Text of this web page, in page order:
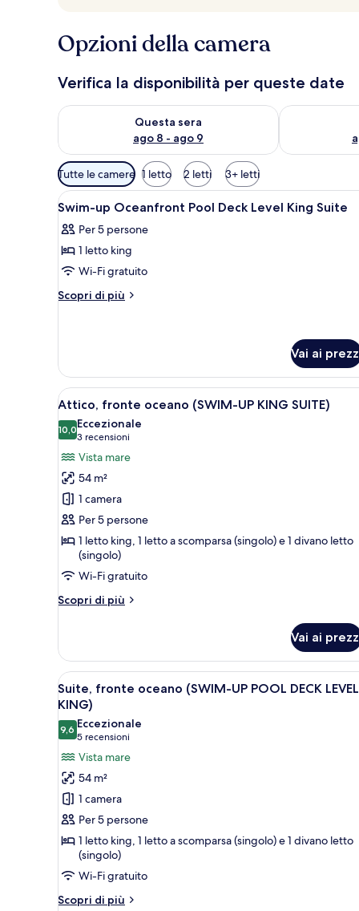
Opzioni della camera
Verifica la disponibilità per queste date
Questa sera
ago 8 - ago 9
Verifica la disponibilità per questa sera, ago 8 - ago 9
Verifica la
Filtri
disponibili
per
camere
Tutte le camere 1 letto 2 letti 3+ letti
Apri
tutte
le
foto
per
Swim-
Deck
Level
King
Suite
Una camera da letto
20
Swim-up Oceanfront Pool Deck Level King Suite
Per 5 persone
1 letto king
Wi-Fi gratuito
Scopri di più
Altri
Oceanfront
Pool
Deck
Level
King
Suite
Vai ai
Apri
tutte
le
foto
per
Attico,
fronte
oceano
(SWIM-
KING
SUITE)
Una camera d'albergo con
10
Attico, fronte oceano (SWIM-UP KING SUITE)
10,010,0 su 10
Eccezionale
3 recensioni
(3
recensioni)
Vista mare
54 m²
1 camera
Per 5 persone
1 letto king, 1 letto a scomparsa (singolo) e 1 divano letto
(singolo)
Wi-Fi gratuito
Scopri di più
Altri
fronte
oceano
(SWIM-
UP
SUITE)
Vai ai
Apri
tutte
le
foto
per
Suite,
fronte
oceano
(SWIM-
UP
POOL
DECK
LEVEL
Camera d'albergo con due
10
Suite, fronte oceano (SWIM-UP POOL DECK LEVEL
KING)
9,69,6 su 10
Eccezionale
5 recensioni
(5
recensioni)
Vista mare
54 m²
1 camera
Per 5 persone
1 letto king, 1 letto a scomparsa (singolo) e 1 divano letto
(singolo)
Wi-Fi gratuito
Scopri di più
Altri